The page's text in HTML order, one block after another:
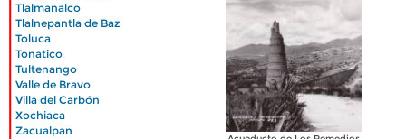
Tlalmanalco
Tlalnepantla de Baz
Toluca
Tonatico
Tultenango
Valle de Bravo
Villa del Carbón
Xochiaca
Zacualpan